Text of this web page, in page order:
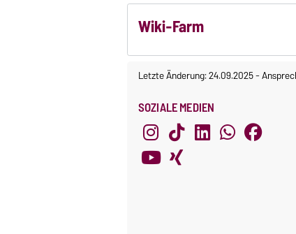
Wiki-Farm
Letzte Änderung: 24.09.2025-
SOZIALE MEDIEN